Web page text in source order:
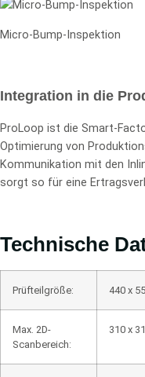
Micro-Bump-Inspektion
Integration in die
ProLoop ist die Smart-
Optimierung von
Kommunikation mit den
sorgt so für eine
Technische
Prüfteilgröße: 440 x
Max. 2D-
Scanbereich:
310 x